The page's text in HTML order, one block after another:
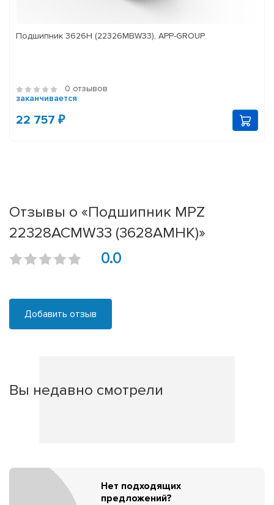
Подшипник 3626Н (22326MBW33), APP-GROUP
0 отзывов
заканчивается
22 757 ₽
Отзывы о «Подшипник MPZ
22328ACMW33 (3628АМНК)»
0.0
Добавить отзыв
Вы недавно смотрели
Нет подходящих
предложений?